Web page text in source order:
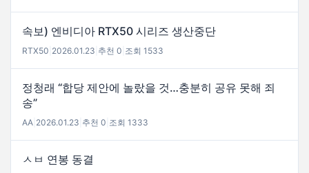
속보) 엔비디아 RTX50 시리즈 생산중단
RTX50 2026.01.23 추천 0 조회 1533
정청래 “합당 제안에 놀랐을 것…충분히 공유 못해 죄
송”
AA 2026.01.23 추천 0 조회 1333
ㅅㅂ 연봉 동결